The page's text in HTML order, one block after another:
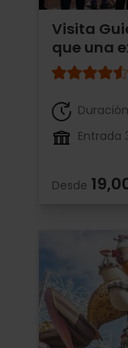
Visita
que una
Entrada
Desde